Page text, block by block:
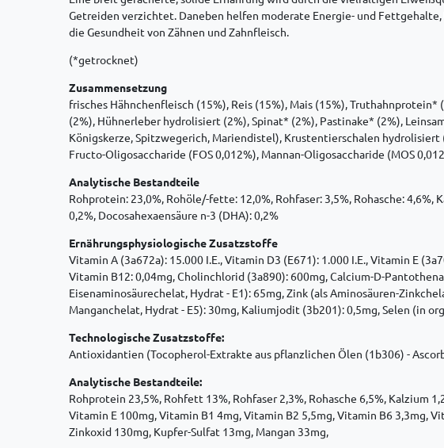
Getreiden verzichtet. Daneben helfen moderate Energie- und
die Gesundheit von Zähnen und Zahnfleisch.
(*getrocknet)
Zusammensetzung
frisches Hähnchenfleisch (15%), Reis (15%), Mais (15%),
(2%), Hühnerleber hydrolisiert (2%), Spinat* (2%), Pastinake* (2%),
Königskerze, Spitzwegerich, Mariendistel), Krustentierschalen
Fructo-Oligosaccharide (FOS 0,012%), Mannan-Oligosaccharide (MOS
Analytische Bestandteile
Rohprotein: 23,0%, Rohöle/-fette: 12,0%, Rohfaser: 3,5%, Rohasche: 4,6%,
0,2%, Docosahexaensäure n-3 (DHA): 0,2%
Ernährungsphysiologische Zusatzstoffe
Vitamin A (3a672a): 15.000 I.E., Vitamin D3 (E671): 1.000 I.E., Vitamin E
Vitamin B12: 0,04mg, Cholinchlorid (3a890): 600mg, Calcium-D-
Eisenaminosäurechelat, Hydrat - E1): 65mg, Zink (als Aminosäuren-
Manganchelat, Hydrat - E5): 30mg, Kaliumjodit (3b201): 0,5mg, Selen (in
Technologische Zusatzstoffe:
Antioxidantien (Tocopherol-Extrakte aus pflanzlichen Ölen (1b306) -
Analytische Bestandteile:
Rohprotein 23,5%, Rohfett 13%, Rohfaser 2,3%, Rohasche 6,5%, Kalzium
Vitamin E 100mg, Vitamin B1 4mg, Vitamin B2 5,5mg, Vitamin B6 3,3mg,
Zinkoxid 130mg, Kupfer-Sulfat 13mg, Mangan 33mg,